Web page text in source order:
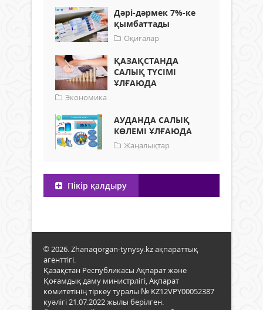
Дәрі-дәрмек 7%-ке
қымбаттады
Оқиғалар
ҚАЗАҚСТАНДА
САЛЫҚ ТҮСІМІ
ҰЛҒАЮДА
Экономика
АУДАНДА САЛЫҚ
КӨЛЕМІ ҰЛҒАЮДА
Жаңалықтар
Пікір қалдыру
© 2026. Zhanaqorgan-tynysy.kz ақпараттық
агенттігі.
Қазақстан Республикасы Ақпарат және
Қоғамдық даму министрлігі, Ақпарат
комитетінің тіркеу туралы № KZ12VPY00052387
куәлігі 21.07.2022 жылы берілген.